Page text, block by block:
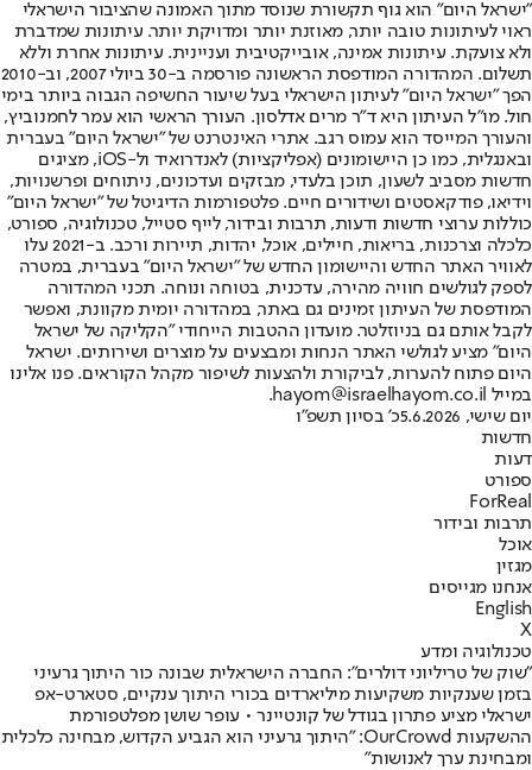
"ישראל היום" הוא גוף תקשורת שנוסד מתוך האמונה שהציבור הישראלי
ראוי לעיתונות טובה יותר, מאוזנת יותר ומדויקת יותר. עיתונות שמדברת
ולא צועקת. עיתונות אמינה, אובייקטיבית ועניינית. עיתונות אחרת וללא
תשלום. המהדורה המודפסת הראשונה פורסמה ב-30 ביולי 2007, וב-2010
הפך "ישראל היום" לעיתון הישראלי בעל שיעור החשיפה הגבוה ביותר בימי
חול. מו"ל העיתון היא ד"ר מרים אדלסון. העורך הראשי הוא עמר לחמנוביץ,
והעורך המייסד הוא עמוס רגב. אתרי האינטרנט של "ישראל היום" בעברית
ובאנגלית, כמו כן היישומונים (אפליקציות) לאנדרואיד ול-iOS, מציגים
חדשות מסביב לשעון, תוכן בלעדי, מבזקים ועדכונים, ניתוחים ופרשנויות,
וידיאו, פודקאסטים ושידורים חיים. פלטפורמות הדיגיטל של "ישראל היום"
כוללות ערוצי חדשות ודעות, תרבות ובידור, לייף סטייל, טכנולוגיה, ספורט,
כלכלה וצרכנות, בריאות, חיילים, אוכל, יהדות, תיירות ורכב. ב-2021 עלו
לאוויר האתר החדש והיישומון החדש של "ישראל היום" בעברית, במטרה
לספק לגולשים חוויה מהירה, עדכנית, בטוחה ונוחה. תכני המהדורה
המודפסת של העיתון זמינים גם באתר, במהדורה יומית מקוונת, ואפשר
לקבל אותם גם בניוזלטר. מועדון ההטבות הייחודי "הקליקה של ישראל
היום" מציע לגולשי האתר הנחות ומבצעים על מוצרים ושירותים. ישראל
היום פתוח להערות, לביקורת ולהצעות לשיפור מקהל הקוראים. פנו אלינו
במייל hayom@israelhayom.co.il.
יום שישי, 5.6.2026
כ' בסיון תשפ"ו
חדשות
דעות
ספורט
ForReal
תרבות ובידור
אוכל
מגזין
אנחנו מגייסים
English
X
טכנולוגיה ומדע
"שוק של טריליוני דולרים": החברה הישראלית שבונה כור היתוך גרעיני
בזמן שענקיות משקיעות מיליארדים בכורי היתוך ענקיים, סטארט-אפ
ישראלי מציע פתרון בגודל של קונטיינר • עופר שושן מפלטפורמת
ההשקעות OurCrowd: "היתוך גרעיני הוא הגביע הקדוש, מבחינה כלכלית
ומבחינת ערך לאנושות"